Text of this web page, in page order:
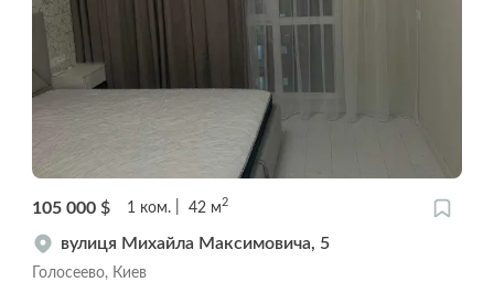
105 000 $ 1 ком. 42 м2
вулиця Михайла Максимовича, 5
Голосеево, Киев